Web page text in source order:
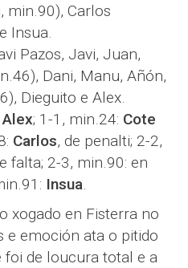
min.90), Carlos
Insua.
Pazos, Javi, Juan,
Dani, Manu, Añón,
Dieguito e Alex.
Alex; 1-1, min.24: Cote
Carlos, de penalti; 2-2,
falta; 2-3, min.90: en
Insua.
xogado en Fisterra no
e emoción ata o pitido
de loucura total e a